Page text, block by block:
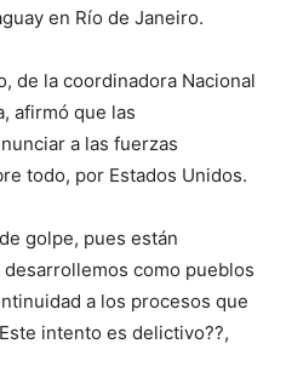
en Río de Janeiro.
de la coordinadora Nacional
afirmó que las
a las fuerzas
todo, por Estados Unidos.
golpe, pues están
como pueblos
a los procesos que
intento es delictivo??,